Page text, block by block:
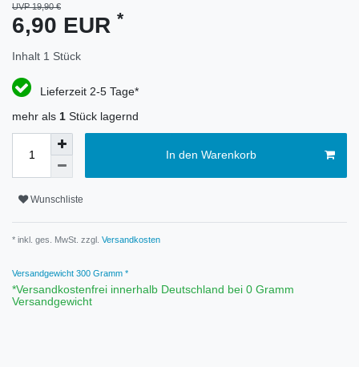
UVP 19,90 €
6,90 EUR *
Inhalt 1 Stück
Lieferzeit 2-5 Tage*
mehr als 1 Stück lagernd
In den Warenkorb
Wunschliste
* inkl. ges. MwSt. zzgl. Versandkosten
Versandgewicht 300 Gramm *
*Versandkostenfrei innerhalb Deutschland bei 0 Gramm
Versandgewicht